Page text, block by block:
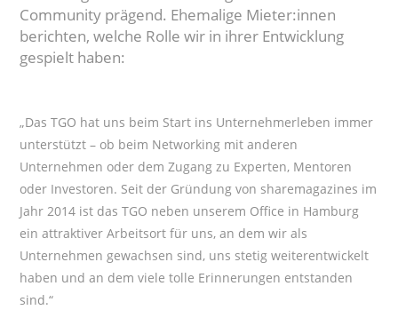
Community prägend. Ehemalige Mieter:innen
berichten, welche Rolle wir in ihrer Entwicklung
gespielt haben:
„Das TGO hat uns beim Start ins Unternehmerleben immer
unterstützt – ob beim Networking mit anderen
Unternehmen oder dem Zugang zu Experten, Mentoren
oder Investoren. Seit der Gründung von sharemagazines im
Jahr 2014 ist das TGO neben unserem Office in Hamburg
ein attraktiver Arbeitsort für uns, an dem wir als
Unternehmen gewachsen sind, uns stetig weiterentwickelt
haben und an dem viele tolle Erinnerungen entstanden
sind.“